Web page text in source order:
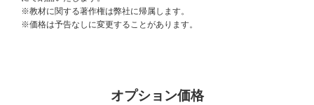
※教材に関する著作権は弊社に帰属します。
※価格は予告なしに変更することがあります。
オプション価格